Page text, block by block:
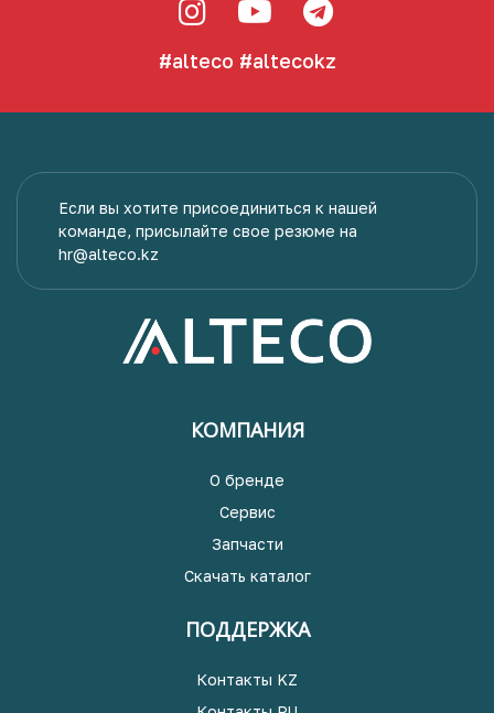
#alteco #altecokz
Если вы хотите присоединиться к нашей
команде, присылайте свое резюме на
hr@alteco.kz
КОМПАНИЯ
О бренде
Сервис
Запчасти
Скачать каталог
ПОДДЕРЖКА
Контакты KZ